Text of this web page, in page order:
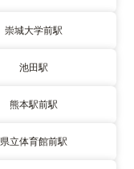
崇城大学前駅
池田駅
熊本駅前駅
県立体育館前駅